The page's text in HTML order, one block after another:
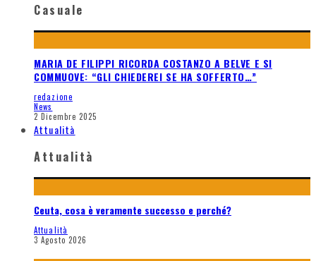
Casuale
MARIA DE FILIPPI RICORDA COSTANZO A BELVE E SI
COMMUOVE: “GLI CHIEDEREI SE HA SOFFERTO…”
redazione
News
2 Dicembre 2025
Attualità
Attualità
Ceuta, cosa è veramente successo e perché?
Attualità
3 Agosto 2026